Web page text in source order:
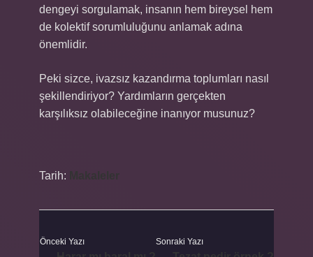
dengeyi sorgulamak, insanın hem bireysel hem
de kolektif sorumluluğunu anlamak adına
önemlidir.
Peki sizce, ivazsız kazandırma toplumları nasıl
şekillendiriyor? Yardımların gerçekten
karşılıksız olabileceğine inanıyor musunuz?
Tarih:
Önceki Yazı Sonraki Yazı